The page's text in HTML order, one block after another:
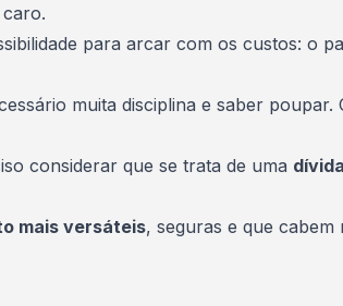
para arcar com os custos: o
muita disciplina e saber poupar.
considerar que se trata de uma
mais versáteis, seguras e que